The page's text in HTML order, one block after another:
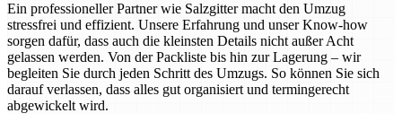
Ein professioneller Partner wie Salzgitter macht den Umzug
stressfrei und effizient. Unsere Erfahrung und unser Know-how
sorgen dafür, dass auch die kleinsten Details nicht außer Acht
gelassen werden. Von der Packliste bis hin zur Lagerung – wir
begleiten Sie durch jeden Schritt des Umzugs. So können Sie sich
darauf verlassen, dass alles gut organisiert und termingerecht
abgewickelt wird.